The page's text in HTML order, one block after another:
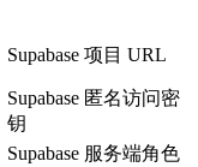
Supabase 项目 URL
Supabase 匿名访问密
钥
Supabase 服务端角色